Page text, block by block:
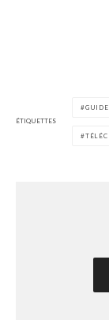
ÉTIQUETTES
GUIDE